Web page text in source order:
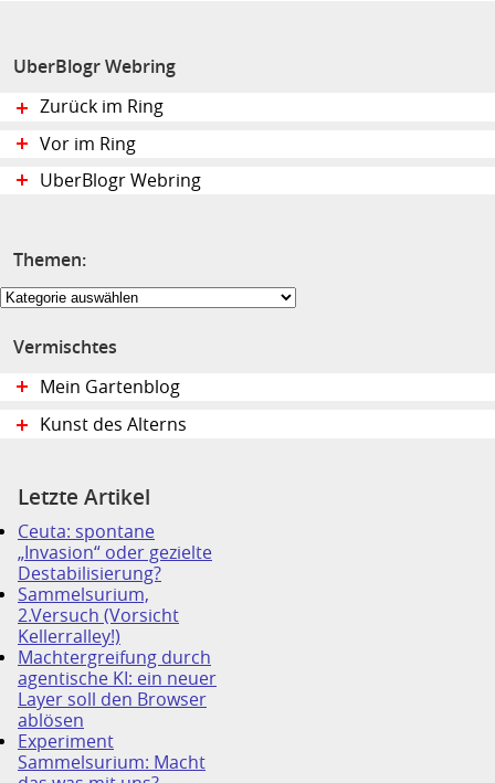
UberBlogr Webring
Zurück im Ring
Vor im Ring
UberBlogr Webring
Themen:
Themen:
Vermischtes
Mein Gartenblog
Kunst des Alterns
Letzte Artikel
Ceuta: spontane
„Invasion“ oder gezielte
Destabilisierung?
Sammelsurium,
2.Versuch (Vorsicht
Kellerralley!)
Machtergreifung durch
agentische KI: ein neuer
Layer soll den Browser
ablösen
Experiment
Sammelsurium: Macht